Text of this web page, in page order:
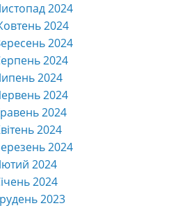
2024
2024
2024
2024
2024
2024
2024
2024
2024
2024
2024
2023